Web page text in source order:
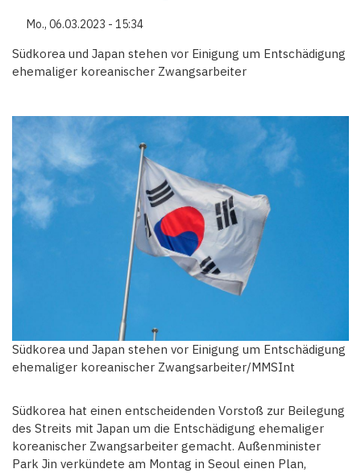
Mo., 06.03.2023 - 15:34
Südkorea und Japan stehen vor Einigung um Entschädigung
ehemaliger koreanischer Zwangsarbeiter
Südkorea und Japan stehen vor Einigung um Entschädigung
ehemaliger koreanischer Zwangsarbeiter/MMSInt
Südkorea hat einen entscheidenden Vorstoß zur Beilegung
des Streits mit Japan um die Entschädigung ehemaliger
koreanischer Zwangsarbeiter gemacht. Außenminister
Park Jin verkündete am Montag in Seoul einen Plan,